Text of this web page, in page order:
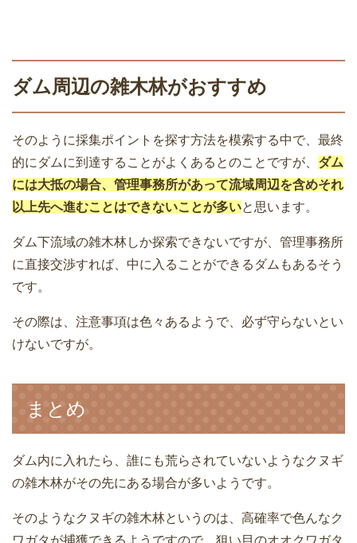
ダム周辺の雑木林がおすすめ
そのように採集ポイントを探す方法を模索する中で、最終
的にダムに到達することがよくあるとのことですが、 ダム
には大抵の場合、管理事務所があって流域周辺を含めそれ
以上先へ進むことはできないことが多いと思います。
ダム下流域の雑木林しか探索できないですが、管理事務所
に直接交渉すれば、中に入ることができるダムもあるそう
です。
その際は、注意事項は色々あるようで、必ず守らないとい
けないですが。
まとめ
ダム内に入れたら、誰にも荒らされていないようなクヌギ
の雑木林がその先にある場合が多いようです。
そのようなクヌギの雑木林というのは、高確率で色んなク
ワガタが捕獲できるようですので、狙い目のオオクワガタ